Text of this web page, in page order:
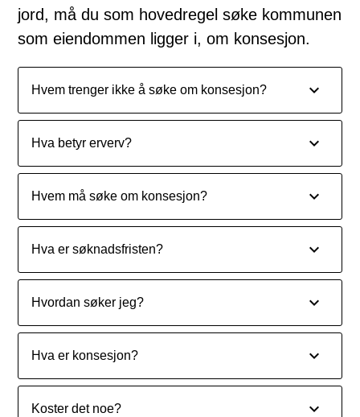
jord, må du som hovedregel søke kommunen
som eiendommen ligger i, om konsesjon.
Hvem trenger ikke å søke om konsesjon?
Hva betyr erverv?
Hvem må søke om konsesjon?
Hva er søknadsfristen?
Hvordan søker jeg?
Hva er konsesjon?
Koster det noe?